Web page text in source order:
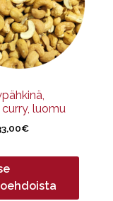
luomu
€Hintaluokka:
-